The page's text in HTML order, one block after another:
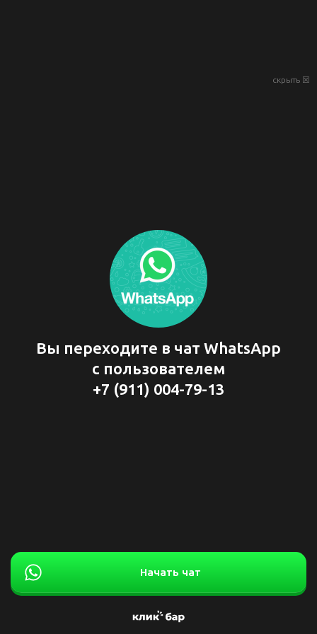
скрыть ☒
Вы переходите в чат WhatsApp
с пользователем
+7 (911) 004-79-13
Начать чат